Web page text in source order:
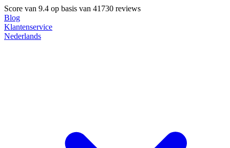
Score van 9.4 op basis van 41730 reviews
Blog
Klantenservice
Nederlands